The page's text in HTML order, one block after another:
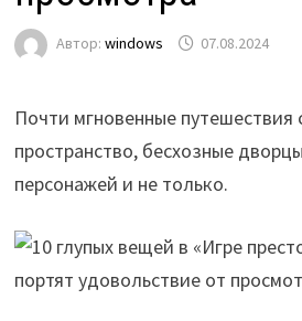
Автор: windows 07.08.2024
Почти мгновенные путешествия
пространство, бесхозные
персонажей и не только.